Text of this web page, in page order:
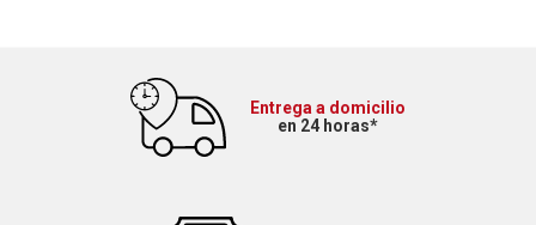
Entrega a domicilio
en 24 horas*